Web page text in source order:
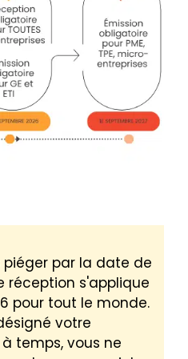
piéger par la date de
réception s'applique
pour tout le monde.
votre
temps, vous ne